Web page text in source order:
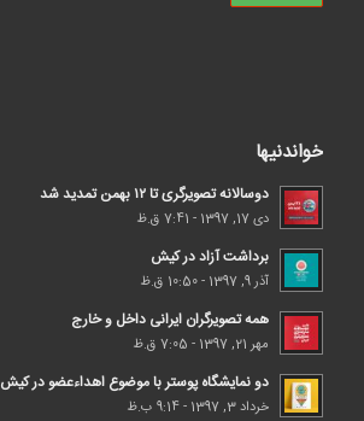
خواندنیها
دوسالانه تصویرگری تا ۱۲ بهمن تمدید شد
دی 17, 1397 - 7:41 ق.ظ
برداشت آزاد در کیش
آذر 9, 1397 - 10:50 ق.ظ
همه تصویرگران ایرانی داخل و خارج
مهر 21, 1397 - 7:05 ق.ظ
دو نمایشگاه پوستر با موضوع اهداء‌عضو در کیش
خرداد 3, 1397 - 9:14 ب.ظ